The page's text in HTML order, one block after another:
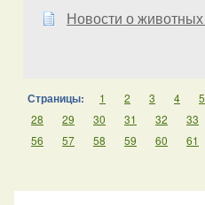
Новости о животных
Страницы: 1 2 3 4 5
28
29 30 31 32 33
56
57 58 59 60 61